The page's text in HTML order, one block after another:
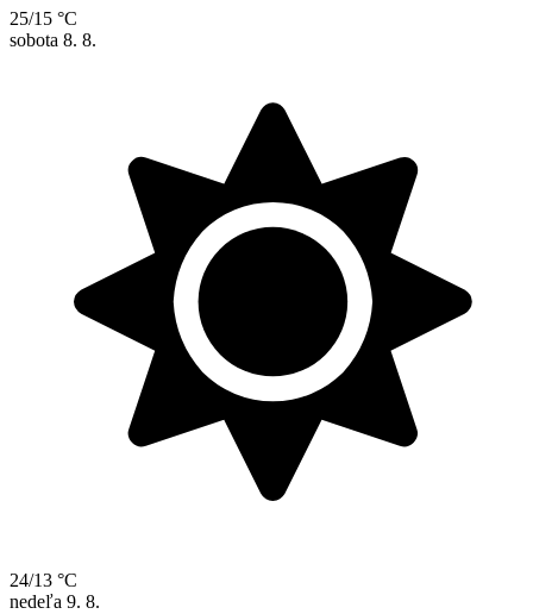
25/15 °C
sobota 8. 8.
24/13 °C
nedeľa 9. 8.